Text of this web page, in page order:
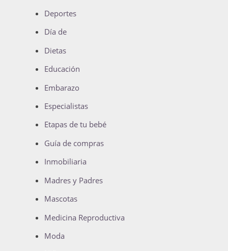
Deportes
Día de
Dietas
Educación
Embarazo
Especialistas
Etapas de tu bebé
Guía de compras
Inmobiliaria
Madres y Padres
Mascotas
Medicina Reproductiva
Moda